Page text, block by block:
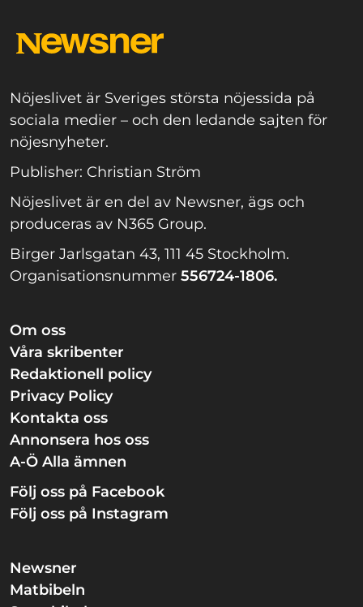
Nöjeslivet är Sveriges största nöjessida på
sociala medier – och den ledande sajten för
nöjesnyheter.
Publisher: Christian Ström
Nöjeslivet är en del av Newsner, ägs och
produceras av N365 Group.
Birger Jarlsgatan 43, 111 45 Stockholm.
Organisationsnummer 556724-1806.
Om oss
Våra skribenter
Redaktionell policy
Privacy Policy
Kontakta oss
Annonsera hos oss
A-Ö Alla ämnen
Följ oss på Facebook
Följ oss på Instagram
Newsner
Matbibeln